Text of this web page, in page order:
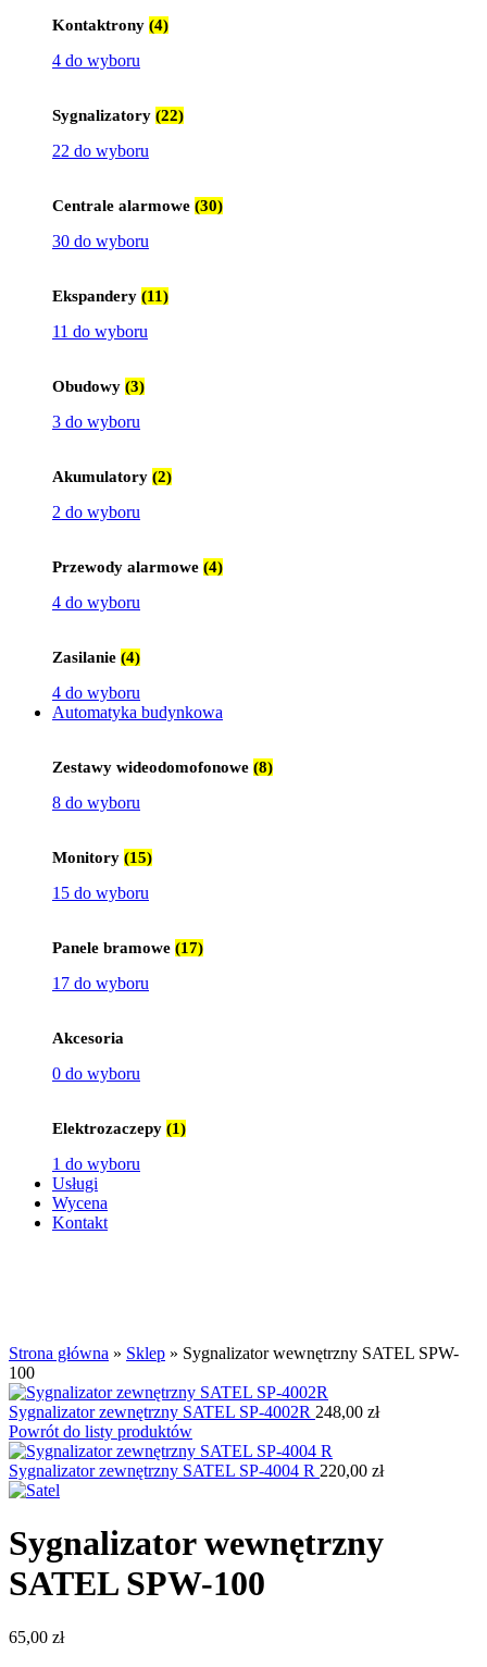
Kontaktrony (4)
4 do wyboru
Sygnalizatory (22)
22 do wyboru
Centrale alarmowe (30)
30 do wyboru
Ekspandery (11)
11 do wyboru
Obudowy (3)
3 do wyboru
Akumulatory (2)
2 do wyboru
Przewody alarmowe (4)
4 do wyboru
Zasilanie (4)
4 do wyboru
Automatyka budynkowa
Zestawy wideodomofonowe (8)
8 do wyboru
Monitory (15)
15 do wyboru
Panele bramowe (17)
17 do wyboru
Akcesoria
0 do wyboru
Elektrozaczepy (1)
1 do wyboru
Usługi
Wycena
Kontakt
Strona główna » Sklep » Sygnalizator wewnętrzny SATEL SPW-
100
Sygnalizator zewnętrzny SATEL SP-4002R 248,00 zł
Powrót do listy produktów
Sygnalizator zewnętrzny SATEL SP-4004 R 220,00 zł
Sygnalizator wewnętrzny
SATEL SPW-100
65,00 zł